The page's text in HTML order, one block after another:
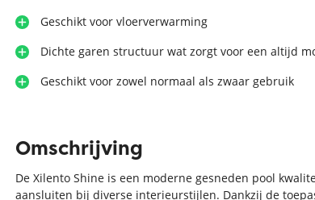
Geschikt voor vloerverwarming
Dichte garen structuur wat zorgt voor een altijd
Geschikt voor zowel normaal als zwaar gebruik
Omschrijving
De Xilento Shine is een moderne gesneden pool
aansluiten bij diverse interieurstijlen. Dankzij de